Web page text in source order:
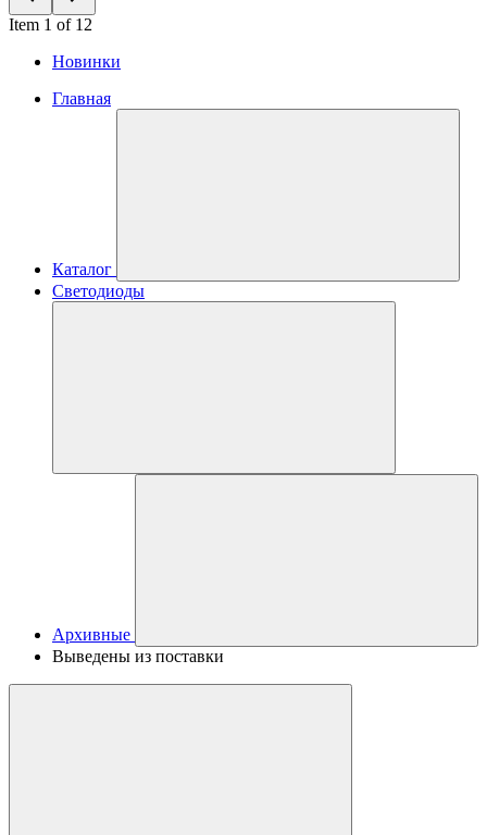
Item 1 of 12
Новинки
Главная
Каталог
Светодиоды
Архивные
Выведены из поставки